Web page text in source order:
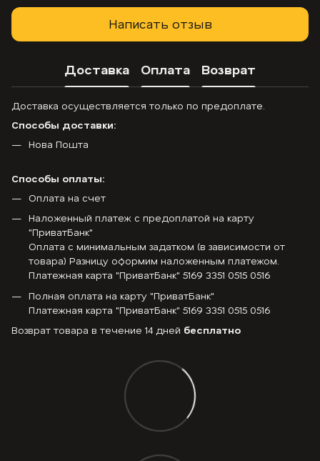
Написать отзыв
Доставка Оплата Возврат
Доставка осуществляется только по предоплате.
Способы доставки:
Нова Пошта
Способы оплаты:
Оплата на счет
Наложенный платеж с предоплатой на карту
"ПриватБанк"
Оплата с минимальным задатком (в зависимости от
товара) Разницу оформим наложенным платежом.
Платежная карта "ПриватБанк" 5169 3351 0515 0516
Полная оплата на карту "ПриватБанк"
Платежная карта "ПриватБанк" 5169 3351 0515 0516
Возврат товара в течение 14 дней бесплатно